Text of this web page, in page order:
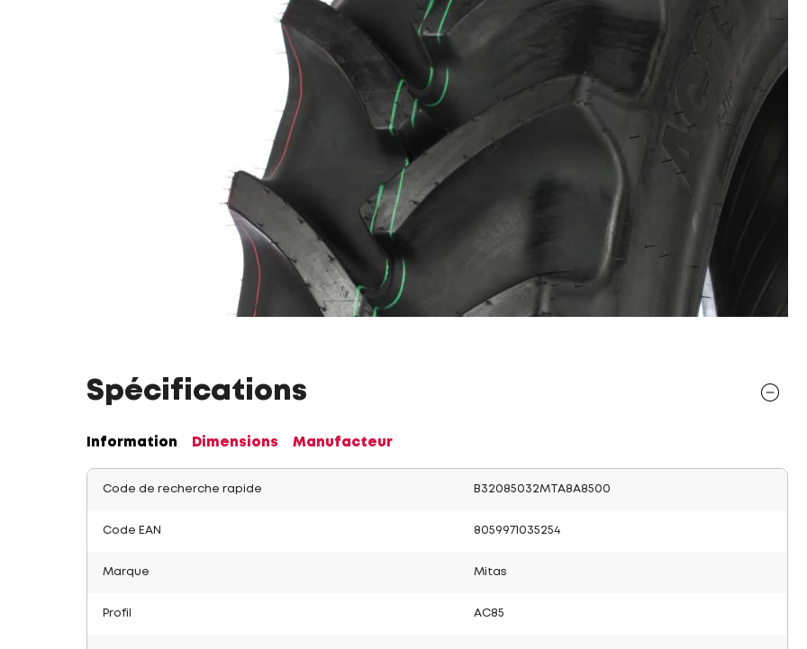
Spécifications
Information Dimensions Manufacteur
Code de recherche rapide B32085032MTA8A8500
Code EAN 8059971035254
Marque Mitas
Profil AC85